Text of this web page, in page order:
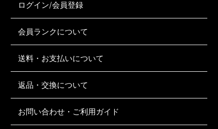
ログイン/会員登録
会員ランクについて
送料・お支払いについて
返品・交換について
お問い合わせ・ご利用ガイド